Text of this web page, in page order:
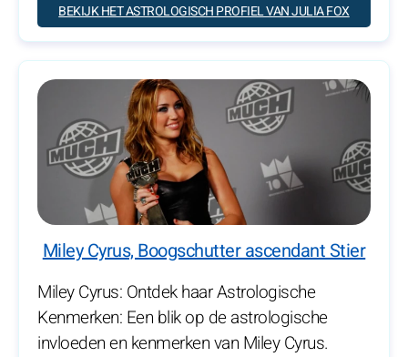
BEKIJK HET ASTROLOGISCH PROFIEL VAN JULIA FOX
Miley Cyrus, Boogschutter ascendant Stier
Miley Cyrus: Ontdek haar Astrologische
Kenmerken: Een blik op de astrologische
invloeden en kenmerken van Miley Cyrus.